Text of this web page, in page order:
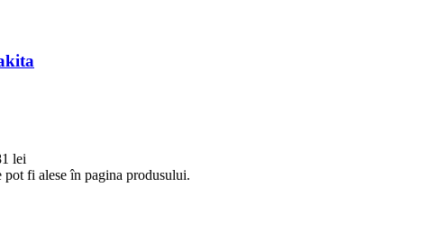
lei
fi alese în pagina produsului.